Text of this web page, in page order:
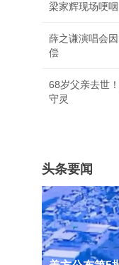
梁家辉现场哽
薛之谦演唱会
偿
68岁父亲去世
守灵
头条要闻